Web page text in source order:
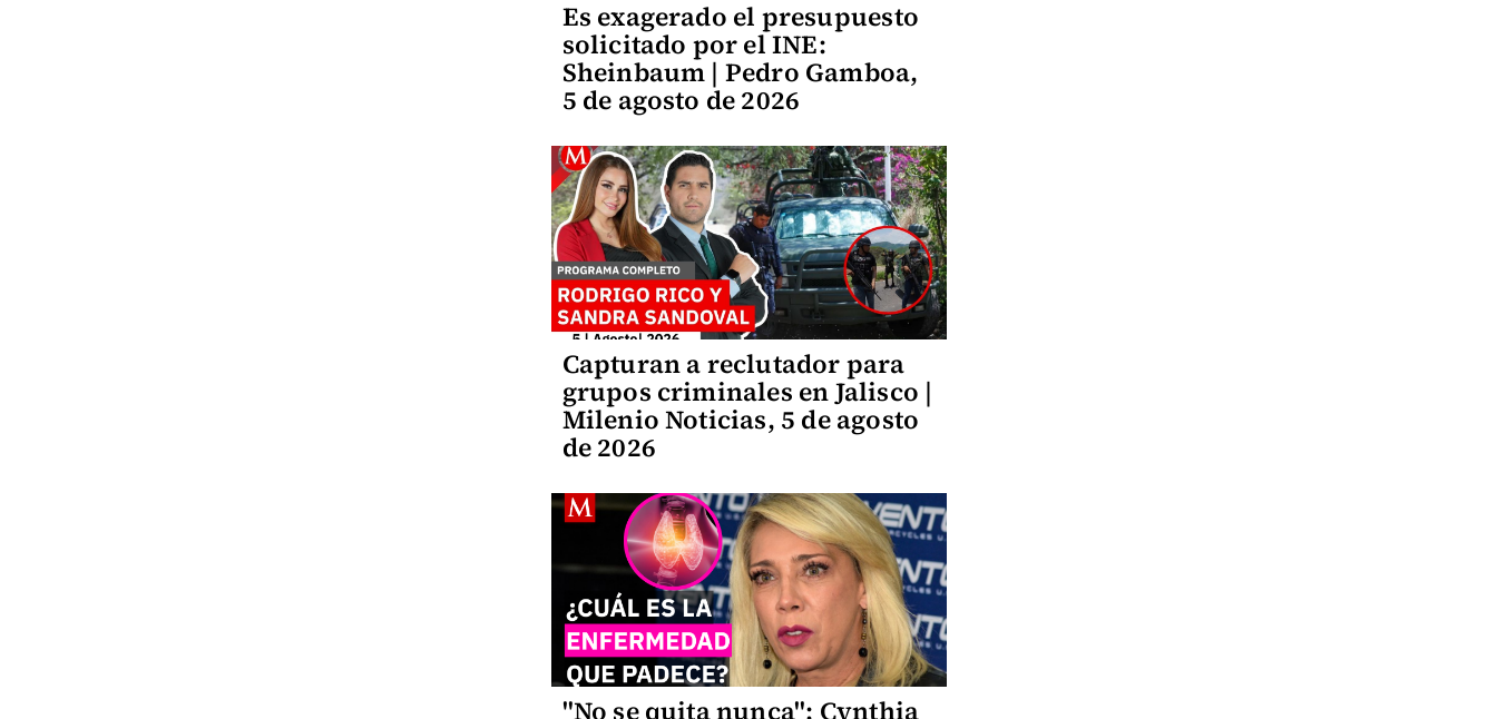
Es exagerado el presupuesto
solicitado por el INE:
Sheinbaum | Pedro Gamboa,
5 de agosto de 2026
Capturan a reclutador para
grupos criminales en Jalisco |
Milenio Noticias, 5 de agosto
de 2026
"No se quita nunca": Cynthia